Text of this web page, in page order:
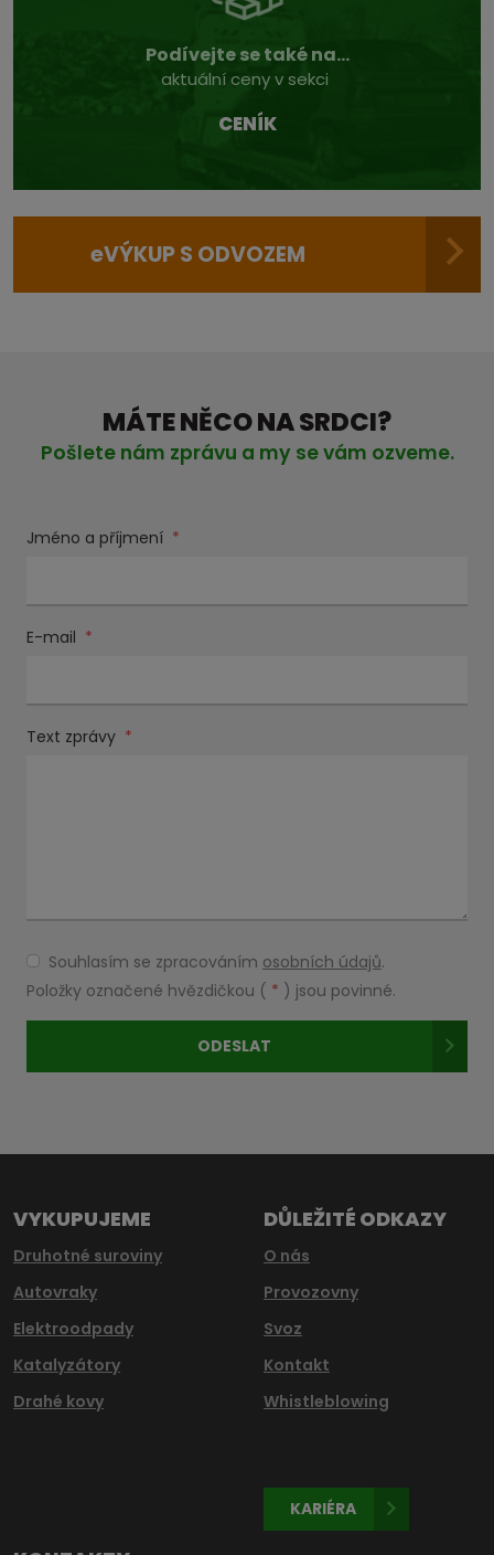
Podívejte se také na...
aktuální ceny v sekci
CENÍK
eVÝKUP S ODVOZEM
MÁTE NĚCO NA SRDCI?
Pošlete nám zprávu a my se vám ozveme.
Jméno a příjmení *
E-mail *
Text zprávy *
Souhlasím
se
zpracováním
osobních
Souhlasím se zpracováním osobních údajů.
Položky označené hvězdičkou ( * ) jsou povinné.
ODESLAT
nepodařilo
VYKUPUJEME
Druhotné suroviny
Autovraky
Elektroodpady
Katalyzátory
Drahé kovy
DŮLEŽITÉ ODKAZY
O nás
Provozovny
Svoz
Kontakt
Whistleblowing
KARIÉRA